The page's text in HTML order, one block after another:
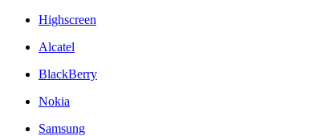
Highscreen
Alcatel
BlackBerry
Nokia
Samsung